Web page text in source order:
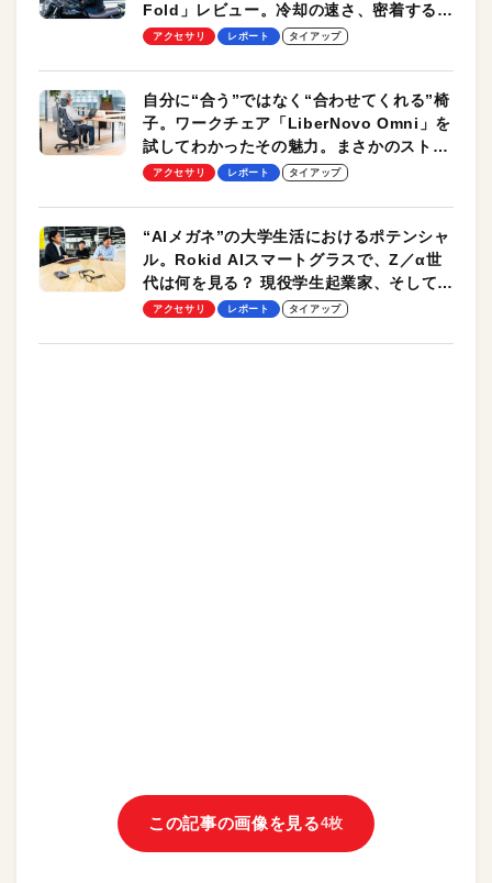
Fold」レビュー。冷却の速さ、密着する冷
却プレート、シンプルな操作性がグッド！
アクセサリ レポート タイアップ
自分に“合う”ではなく“合わせてくれる”椅
子。ワークチェア「LiberNovo Omni」を
試してわかったその魅力。まさかのストレ
ッチ機能も搭載
アクセサリ レポート タイアップ
“AIメガネ”の大学生活におけるポテンシャ
ル。Rokid AIスマートグラスで、Z／α世
代は何を見る？ 現役学生起業家、そして教
授による体験会レポート【PR】
アクセサリ レポート タイアップ
この記事の画像を見る4枚